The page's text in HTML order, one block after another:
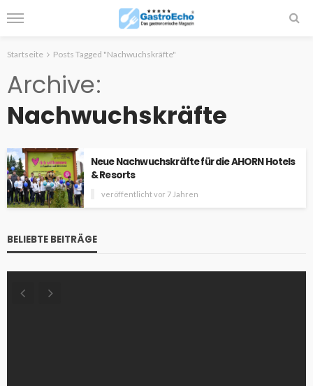
Startseite Posts Tagged "Nachwuchskräfte"
Archive
Nachwuchskräfte
Neue Nachwuchskräfte für die AHORN Hotels
& Resorts
veröffentlicht vor 7 Jahren
BELIEBTE BEITRÄGE